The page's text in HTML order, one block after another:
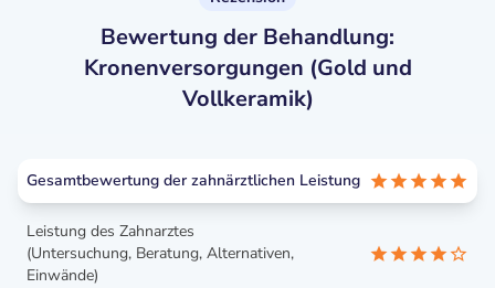
Bewertung der Behandlung:
Kronenversorgungen (Gold und
Vollkeramik)
Gesamtbewertung der zahnärztlichen Leistung
Leistung des Zahnarztes
(Untersuchung, Beratung, Alternativen,
Einwände)